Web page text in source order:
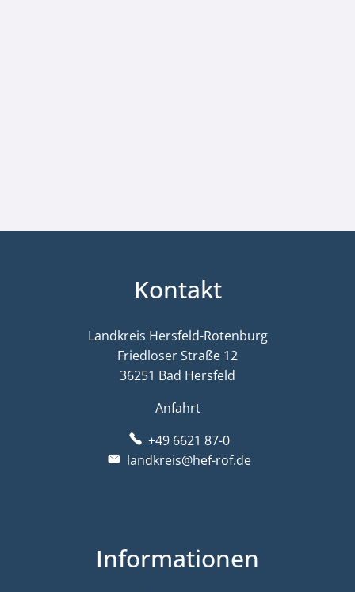
Kontakt
Landkreis Hersfeld-Rotenburg
Friedloser Straße 12
36251 Bad Hersfeld
Anfahrt
+49 6621 87-0
landkreis@hef-rof.de
Informationen